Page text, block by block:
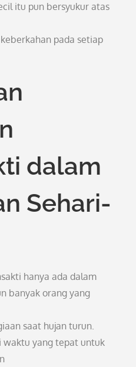
itu pun bersyukur atas
pada setiap
dalam
Sehari-
hanya ada dalam
banyak orang yang
saat hujan turun.
waktu yang tepat untuk